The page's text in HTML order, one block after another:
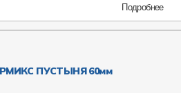
Подробнее
ПУСТЫНЯ 60мм